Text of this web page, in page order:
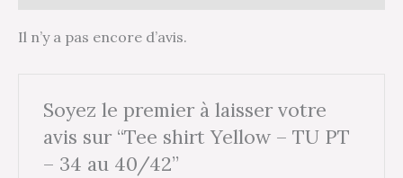
Il n’y a pas encore d’avis.
Soyez le premier à laisser votre
avis sur “Tee shirt Yellow – TU PT
– 34 au 40/42”